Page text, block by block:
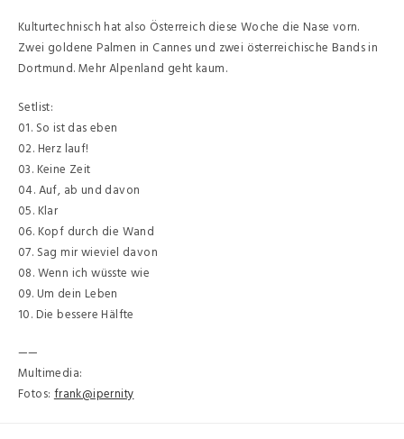
Kulturtechnisch hat also Österreich diese Woche die Nase vorn.
Zwei goldene Palmen in Cannes und zwei österreichische Bands in
Dortmund. Mehr Alpenland geht kaum.
Setlist:
01. So ist das eben
02. Herz lauf!
03. Keine Zeit
04. Auf, ab und davon
05. Klar
06. Kopf durch die Wand
07. Sag mir wieviel davon
08. Wenn ich wüsste wie
09. Um dein Leben
10. Die bessere Hälfte
——
Multimedia:
Fotos:frank@ipernity